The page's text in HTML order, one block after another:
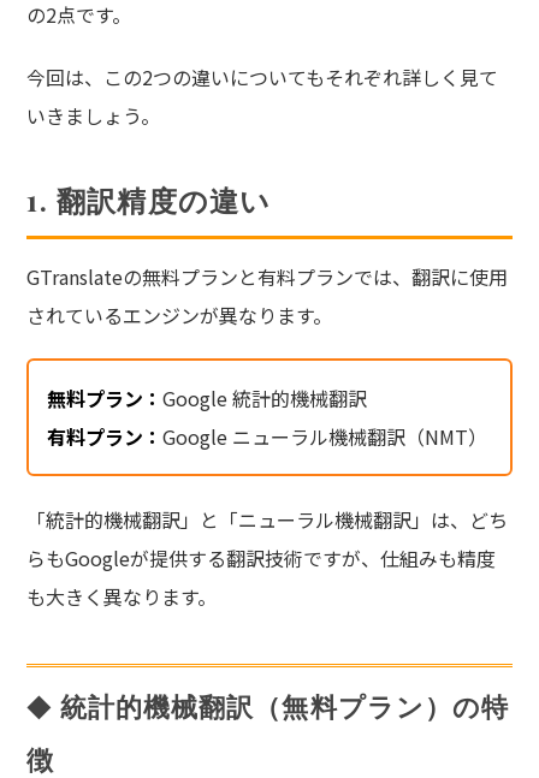
の2点です。
今回は、この2つの違いについてもそれぞれ詳しく見て
いきましょう。
1. 翻訳精度の違い
GTranslateの無料プランと有料プランでは、翻訳に使用
されているエンジンが異なります。
無料プラン：Google 統計的機械翻訳
有料プラン：Google ニューラル機械翻訳（NMT）
「統計的機械翻訳」と「ニューラル機械翻訳」は、どち
らもGoogleが提供する翻訳技術ですが、仕組みも精度
も大きく異なります。
統計的機械翻訳（無料プラン）の特
徴